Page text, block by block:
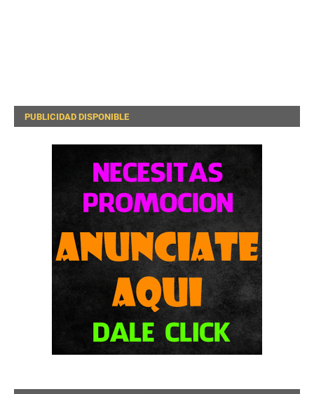
PUBLICIDAD DISPONIBLE